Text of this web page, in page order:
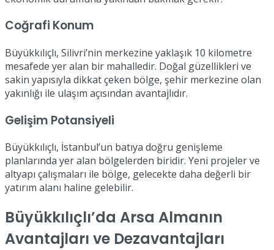
Coğrafi Konum
Büyükkılıçlı, Silivri’nin merkezine yaklaşık 10 kilometre
mesafede yer alan bir mahalledir. Doğal güzellikleri ve
sakin yapısıyla dikkat çeken bölge, şehir merkezine olan
yakınlığı ile ulaşım açısından avantajlıdır.
Gelişim Potansiyeli
Büyükkılıçlı, İstanbul’un batıya doğru genişleme
planlarında yer alan bölgelerden biridir. Yeni projeler ve
altyapı çalışmaları ile bölge, gelecekte daha değerli bir
yatırım alanı haline gelebilir.
Büyükkılıçlı’da Arsa Almanın
Avantajları ve Dezavantajları